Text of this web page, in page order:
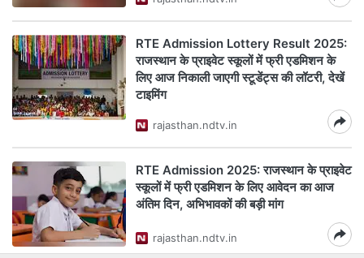
RTE Admission Lottery Result 2025:
राजस्थान के प्राइवेट स्कूलों में फ्री एडमिशन के
लिए आज निकाली जाएगी स्टूडेंट्स की लॉटरी, देखें
टाइमिंग
rajasthan.ndtv.in
RTE Admission 2025: राजस्थान के प्राइवेट
स्कूलों में फ्री एडमिशन के ल‍िए आवेदन का आज
अंत‍िम द‍िन, अभ‍िभावकों की बड़ी मांग
rajasthan.ndtv.in